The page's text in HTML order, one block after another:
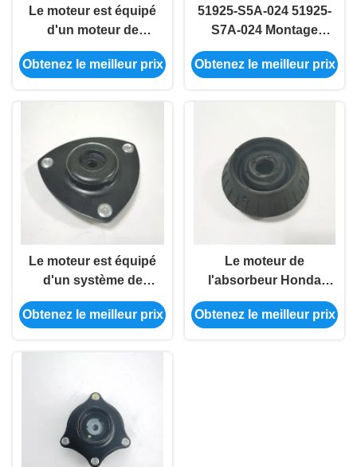
Le moteur est équipé
d'un moteur de
commande à
commande
automatique.
Obtenez le meilleur prix
51925-S5A-024 51925-
S7A-024 Montage
d'absorbeur de LH de
remplacement pour
Obtenez le meilleur prix
Le moteur est équipé
d'un système de
détection de l'air.
Obtenez le meilleur prix
Le moteur de
l'absorbeur Honda
HRV en caoutchouc
51920-TG0-T01 51920-
Obtenez le meilleur prix